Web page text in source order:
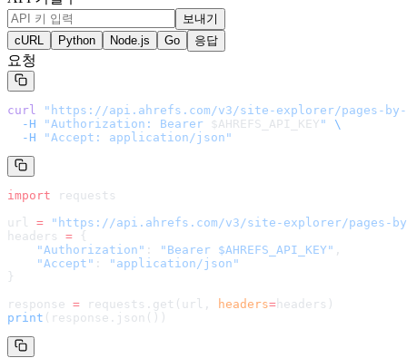
보내기
cURL
Python Node.js Go 응답
요청
curl " https://api.ahrefs.com/v3/site-explorer/pages-
  -H
"Authorization: Bearer $AHREFS_API_KEY "
\
  -H
"Accept: application/json"
import requests
url = " https://api.ahrefs.com/v3/site-explorer/pages-
headers = {
    "Authorization"
: "Bearer $AHREFS_API_KEY" ,
    "Accept"
:
"application/json"
}
response = requests.get(url, headers= headers )
print (response.json())